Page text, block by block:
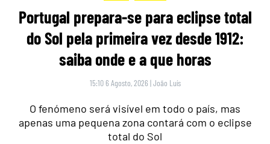
Portugal prepara-se para eclipse total
do Sol pela primeira vez desde 1912:
saiba onde e a que horas
15:10 6 Agosto, 2026 |João Luís
O fenómeno será visível em todo o país, mas
apenas uma pequena zona contará com o eclipse
total do Sol